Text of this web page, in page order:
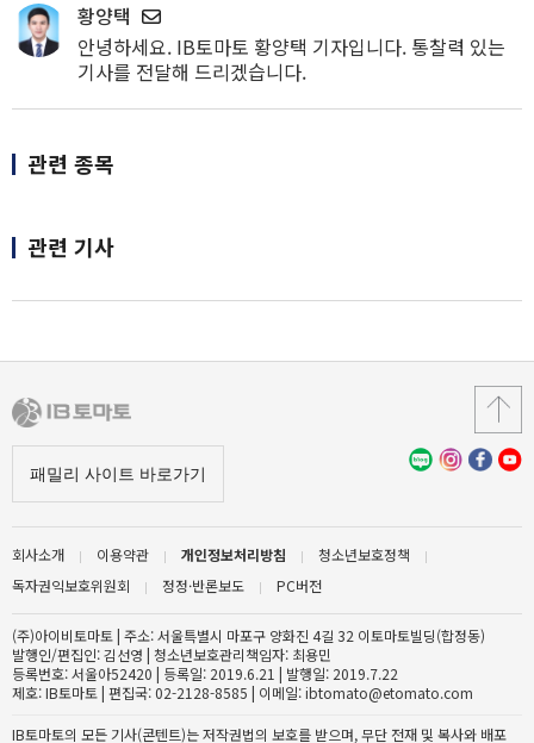
황양택
안녕하세요. IB토마토 황양택 기자입니다. 통찰력 있는
기사를 전달해 드리겠습니다.
관련 종목
관련 기사
회사소개 이용약관 개인정보처리방침
청소년보호정책
독자권익보호위원회
정정·반론보도 PC버전
(주)아이비토마토 | 주소: 서울특별시 마포구 양화진 4길 32 이토마토빌딩(합정동)
발행인/편집인: 김선영 | 청소년보호관리책임자: 최용민
등록번호: 서울아52420 | 등록일: 2019.6.21 | 발행일: 2019.7.22
제호: IB토마토 | 편집국: 02-2128-8585 | 이메일: ibtomato@etomato.com
IB토마토의 모든 기사(콘텐트)는 저작권법의 보호를 받으며, 무단 전재 및 복사와 배포